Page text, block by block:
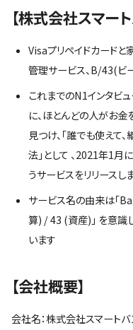
【株式会社スマー
Visaプリペイドカードと
管理サービス、B/43(ビ
これまでのN1インタビ
に、ほとんどの人がお金
見つけ、「誰でも使えて
法」として 、2021年1月
うサービスをリリースし
サービス名の由来は「
算) / 43 (資産)」 を意識
います
【会社概要】
会社名：株式会社スマートバ